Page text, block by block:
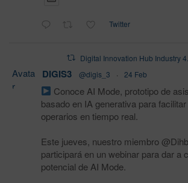
Twitter
Digital Innovation Hub Industry
Avata
r
DIGIS3 @digis_3 · 24 Feb
Conoce AI Mode, prototipo de
basado en IA generativa para
operarios en tiempo real.
Este jueves, nuestro miembro
participará en un webinar para dar a
potencial de AI Mode.